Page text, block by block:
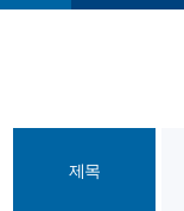
제목